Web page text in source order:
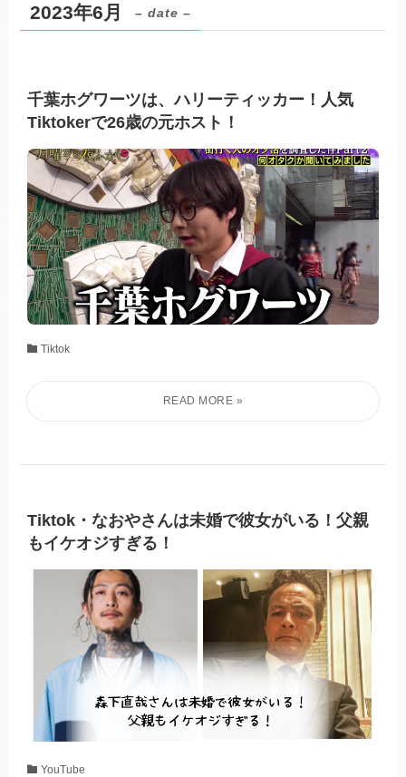
2023年6月 – date –
千葉ホグワーツは、ハリーティッカー！人気
Tiktokerで26歳の元ホスト！
Tiktok
Tiktok・なおやさんは未婚で彼女がいる！父親
もイケオジすぎる！
YouTube